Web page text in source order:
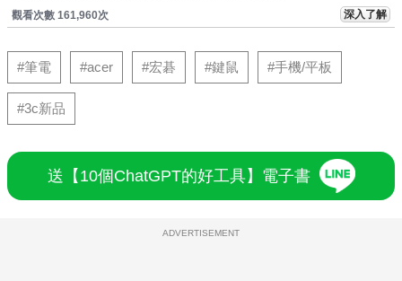
觀看次數 161,960次 深入了解
#筆電 #acer #宏碁 #鍵鼠 #手機/平板
#3c新品
送【10個ChatGPT的好工具】電子書
ADVERTISEMENT